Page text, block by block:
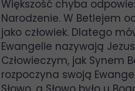
Większość chyba
Narodzenie. W Betlejem
jako człowiek. Dlatego
Ewangelie nazywają
Człowieczym, jak Synem
rozpoczyna swoją